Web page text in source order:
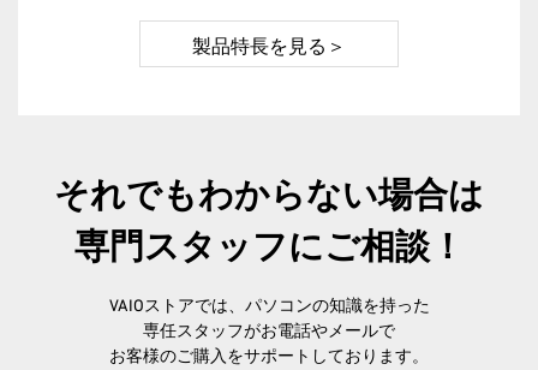
製品特長を見る＞
それでもわからない場合は
専門スタッフにご相談！
VAIOストアでは、パソコンの知識を持った
専任スタッフがお電話やメールで
お客様のご購入をサポートしております。